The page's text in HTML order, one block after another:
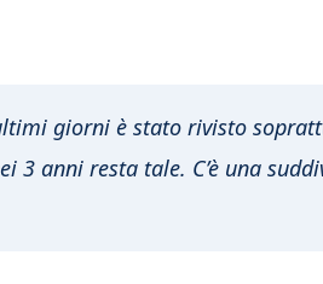
giorni è stato rivisto
anni resta tale. C’è una